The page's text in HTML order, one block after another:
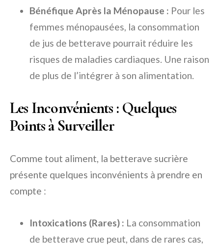
Bénéfique Après la Ménopause : Pour les
femmes ménopausées, la consommation
de jus de betterave pourrait réduire les
risques de maladies cardiaques. Une raison
de plus de l’intégrer à son alimentation.
Les Inconvénients : Quelques
Points à Surveiller
Comme tout aliment, la betterave sucrière
présente quelques inconvénients à prendre en
compte :
Intoxications (Rares) : La consommation
de betterave crue peut, dans de rares cas,